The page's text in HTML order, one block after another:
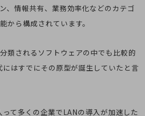
、情報共有、業務効率化などのカテゴ
から構成されています。
類されるソフトウェアの中でも比較的
はすでにその原型が誕生していたと言
て多くの企業でLANの導入が加速した